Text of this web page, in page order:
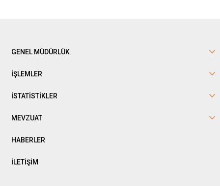
GENEL MÜDÜRLÜK
İŞLEMLER
İSTATİSTİKLER
MEVZUAT
HABERLER
İLETİŞİM